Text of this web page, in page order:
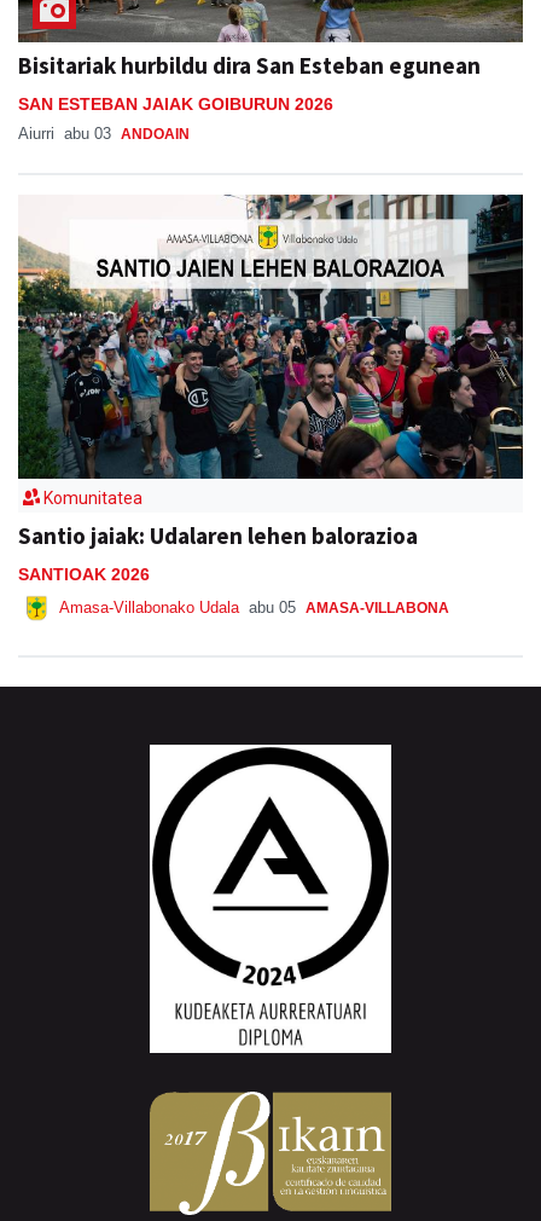
Bisitariak hurbildu dira San Esteban egunean
SAN ESTEBAN JAIAK GOIBURUN 2026
Aiurri abu 03 ANDOAIN
Komunitatea
Santio jaiak: Udalaren lehen balorazioa
SANTIOAK 2026
Amasa-Villabonako Udala abu 05 AMASA-VILLABONA